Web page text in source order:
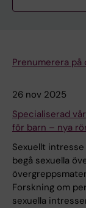
Prenumerera på
26 nov 2025
Specialiserad
för barn – nya
Sexuellt
begå sexuella
Forskning om
sexuella